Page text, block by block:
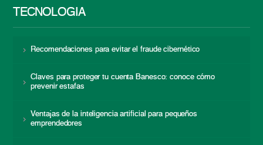
TECNOLOGÍA
Recomendaciones para evitar el fraude cibernético
Claves para proteger tu cuenta Banesco: conoce cómo
prevenir estafas
Ventajas de la inteligencia artificial para pequeños
emprendedores